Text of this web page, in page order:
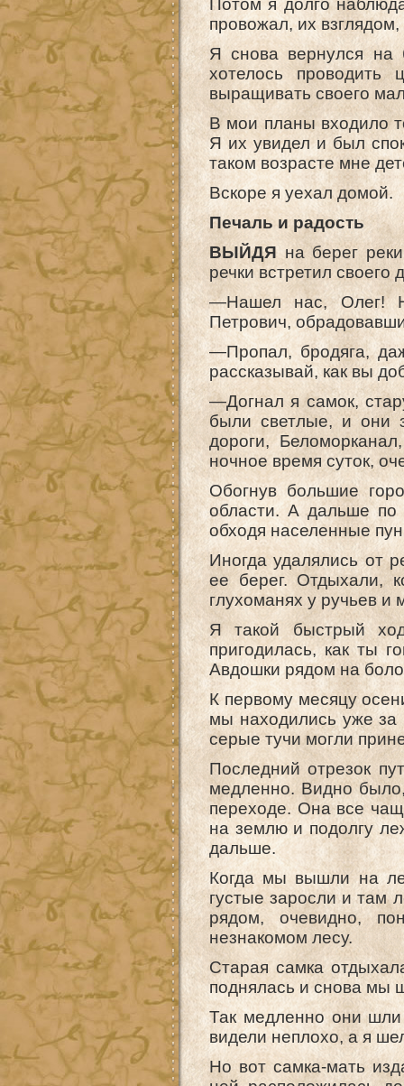
Потом я долго
провожал, их
Я снова вернулся
хотелось
выращивать своего
В мои планы входило
Я их увидел и был
таком возрасте мне
Вскоре я уехал домой.
Печаль и радость
ВЫЙДЯ на берег
речки встретил своего
—Нашел нас, Олег!
Петрович,
—Пропал, бродяга,
рассказывай, как вы
—Догнал я самок,
были светлые, и они
дороги,
ночное время суток,
Обогнув большие
области. А дальше
обходя населенные
Иногда удалялись от
ее берег. Отдыхали,
глухоманях у ручьев и
Я такой быстрый
пригодилась, как ты
Авдошки рядом на
К первому месяцу
мы находились уже
серые тучи могли
Последний отрезок
медленно. Видно
переходе. Она все
на землю и подолгу
дальше.
Когда мы вышли на
густые заросли и там
рядом, очевидно,
незнакомом лесу.
Старая самка
поднялась и снова мы
Так медленно они
видели неплохо, а я
Но вот самка-мать